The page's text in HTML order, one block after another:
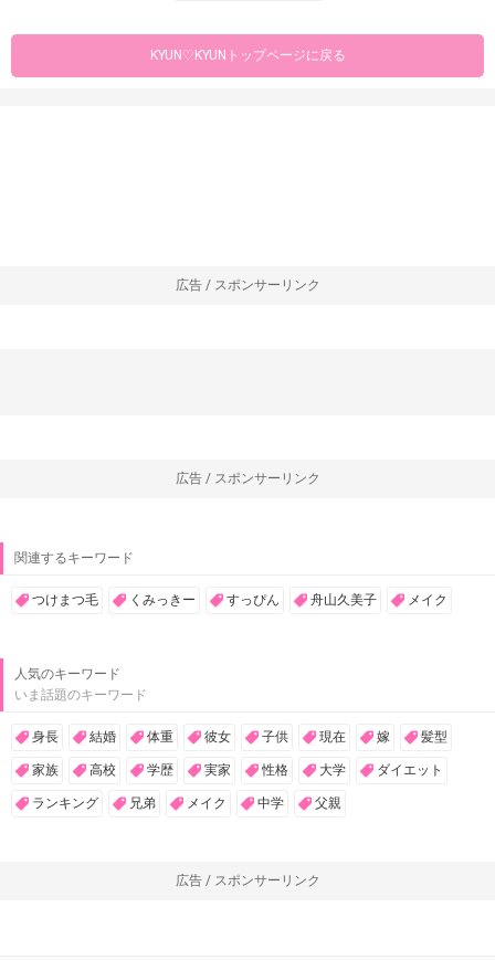
KYUN♡KYUNトップページに戻る
広告 / スポンサーリンク
広告 / スポンサーリンク
関連するキーワード
つけまつ毛 くみっきー すっぴん 舟山久美子 メイク
人気のキーワード
いま話題のキーワード
身長 結婚 体重 彼女 子供 現在 嫁 髪型
家族 高校 学歴 実家 性格 大学 ダイエット
ランキング 兄弟 メイク 中学 父親
広告 / スポンサーリンク